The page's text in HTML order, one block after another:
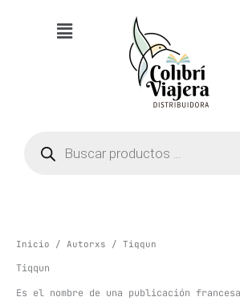
Menú
productos
Inicio / Autorxs / Tiqqun
Tiqqun
Es el nombre de una publicación